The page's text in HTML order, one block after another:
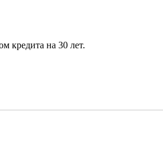
кредита на 30 лет.